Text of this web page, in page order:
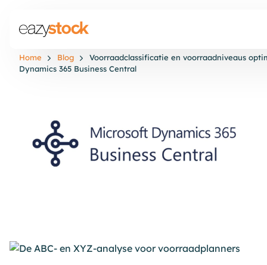
Home Blog
Voorraadclassificatie en voorraadniveaus
Dynamics 365 Business Central